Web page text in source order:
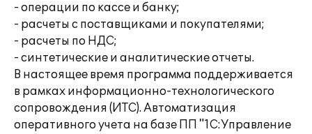
- операции по кассе и банку;
- расчеты с поставщиками и покупателями;
- расчеты по НДС;
- синтетические и аналитические отчеты.
В настоящее время программа поддерживается
в рамках информационно-технологического
сопровождения (ИТС). Автоматизация
оперативного учета на базе ПП "1С:Управление